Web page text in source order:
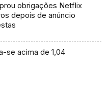
obrigações Netflix
depois de anúncio
se acima de 1,04